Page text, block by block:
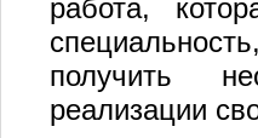
работа,
получить
реализации